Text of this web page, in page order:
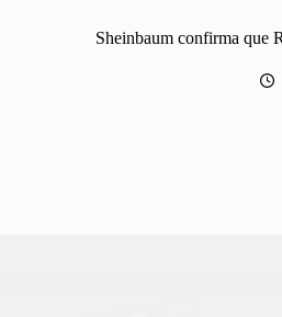
Sheinbaum confirma que